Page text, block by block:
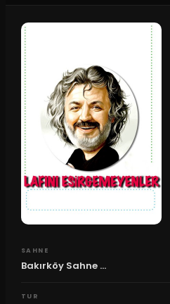
SAHNE
Bakırköy Sahne ...
TUR